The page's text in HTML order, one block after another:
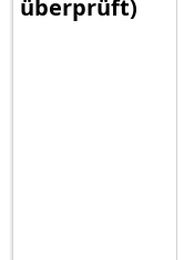
überprüft)